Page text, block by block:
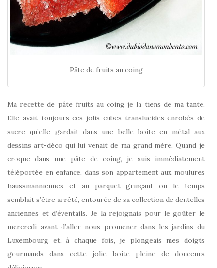
Pâte de fruits au coing
Ma recette de pâte fruits au coing je la tiens de ma tante.
Elle avait toujours ces jolis cubes translucides enrobés de
sucre qu’elle gardait dans une belle boite en métal aux
dessins art-déco qui lui venait de ma grand mère. Quand je
croque dans une pâte de coing, je suis immédiatement
téléportée en enfance, dans son appartement aux moulures
haussmanniennes et au parquet grinçant où le temps
semblait s’être arrêté, entourée de sa collection de dentelles
anciennes et d’éventails. Je la rejoignais pour le goûter le
mercredi avant d’aller nous promener dans les jardins du
Luxembourg et, à chaque fois, je plongeais mes doigts
gourmands dans cette jolie boite pleine de douceurs